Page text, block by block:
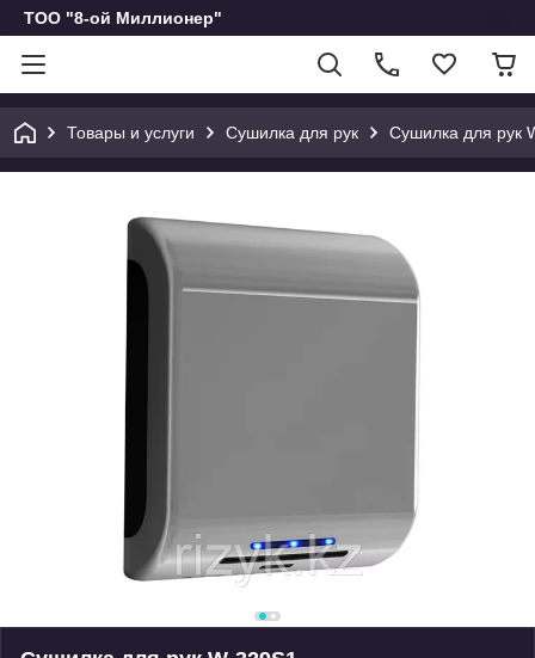
ТОО "8-ой Миллионер"
Товары и услуги Сушилка для рук Сушилка для рук